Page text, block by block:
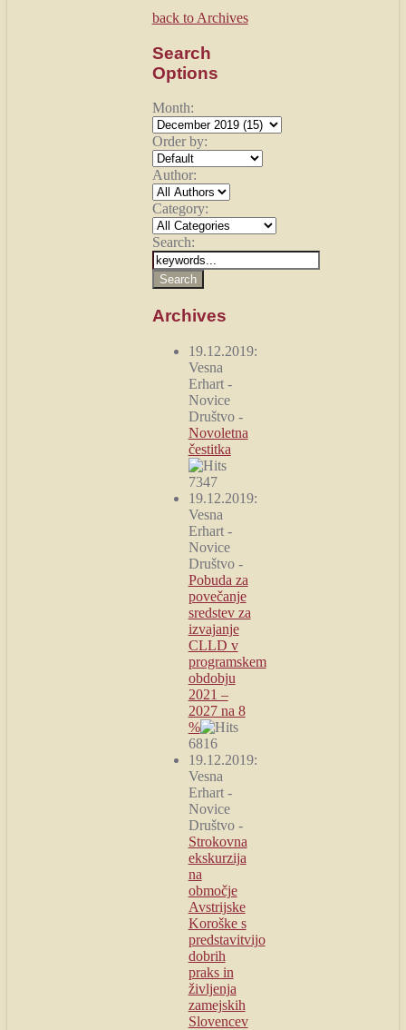
back to Archives
Search
Options
Month:
Order by:
Author:
Category:
Search:
Archives
19.12.2019:
Vesna
Erhart-
Novice
Društvo-
Novoletna
čestitka
7347
19.12.2019:
Vesna
Erhart-
Novice
Društvo-
Pobuda za
povečanje
sredstev za
izvajanje
CLLD v
programskem
obdobju
2021 –
2027 na 8
%
6816
19.12.2019:
Vesna
Erhart-
Novice
Društvo-
Strokovna
ekskurzija
na
območje
Avstrijske
Koroške s
predstavitvijo
dobrih
praks in
življenja
zamejskih
Slovencev